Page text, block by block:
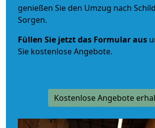
genießen Sie den Umzug nach
Sorgen.
Füllen Sie jetzt das Formular aus
Sie kostenlose Angebote.
Kostenlose Angebote